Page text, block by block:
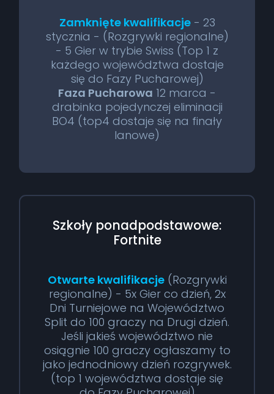
Zamknięte kwalifikacje- 23
stycznia - (Rozgrywki regionalne)
- 5 Gier w trybie Swiss (Top 1 z
każdego województwa dostaje
się do Fazy Pucharowej)
Faza Pucharowa 12 marca -
drabinka pojedynczej eliminacji
BO4 (top4 dostaje się na finały
lanowe)
Szkoły ponadpodstawowe:
Fortnite
Otwarte kwalifikacje(Rozgrywki
regionalne) - 5x Gier co dzień, 2x
Dni Turniejowe na Województwo
Split do 100 graczy na Drugi dzień.
Jeśli jakieś województwo nie
osiągnie 100 graczy ogłaszamy to
jako jednodniowy dzień rozgrywek.
(top 1 województwa dostaje się